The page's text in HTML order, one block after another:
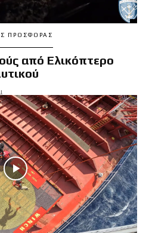
ΠΡΟΣΦΟΡΆΣ
από Ελικόπτερο